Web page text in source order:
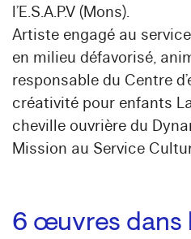
l’E.S.A.P.V (Mons).
Artiste engagé au
en milieu défavorisé,
responsable du Centre
créativité pour enfants
cheville ouvrière du
Mission au Service
6 œuvres dans